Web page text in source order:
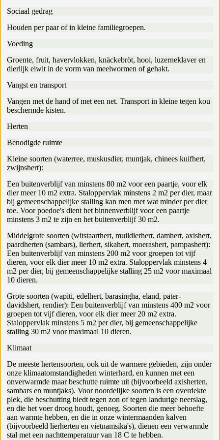
Sociaal gedrag
Houden per paar of in kleine familiegroepen.
Voeding
Groente, fruit, havervlokken, knäckebröt, hooi, luzerneklaver en
dierlijk eiwit in de vorm van meelwormen of gehakt.
Vangst en transport
Vangen met de hand of met een net. Transport in kleine tegen kou
beschermde kisten.
Herten
Benodigde ruimte
Kleine soorten (waterree, muskusdier, muntjak, chinees kuifhert,
zwijnshert):
Een buitenverblijf van minstens 80 m2 voor een paartje, voor elk
dier meer 10 m2 extra. Staloppervlak minstens 2 m2 per dier, maar
bij gemeenschappelijke stalling kan men met wat minder per dier
toe. Voor poedoe's dient het binnenverblijf voor een paartje
minstens 3 m2 te zijn en het buitenverblijf 30 m2.
Middelgrote soorten (witstaarthert, muildierhert, damhert, axishert,
paardherten (sambars), lierhert, sikahert, moerashert, pampashert):
Een buitenverblijf van minstens 200 m2 voor groepen tot vijf
dieren, voor elk dier meer 10 m2 extra. Staloppervlak minstens 4
m2 per dier, bij gemeenschappelijke stalling 25 m2 voor maximaal
10 dieren.
Grote soorten (wapiti, edelhert, barasingha, eland, pater-
davidshert, rendier): Een buitenverblijf van minstens 400 m2 voor
groepen tot vijf dieren, voor elk dier meer 20 m2 extra.
Staloppervlak minstens 5 m2 per dier, bij gemeenschappelijke
stalling 30 m2 voor maximaal 10 dieren.
Klimaat
De meeste hertensoorten, ook uit de warmere gebieden, zijn onder
onze klimaatomstandigheden winterhard, en kunnen met een
onverwarmde maar beschutte ruimte uit (bijvoorbeeld axisherten,
sambars en muntjaks). Voor noordelijke soorten is een overdekte
plek, die beschutting biedt tegen zon of tegen landurige neerslag,
en die het voer droog houdt, genoeg. Soorten die meer behoefte
aan warmte hebben, en die in onze wintermaanden kalven
(bijvoorbeeld lierherten en vietnamsika's), dienen een verwarmde
stal met een nachttemperatuur van 18 C te hebben.